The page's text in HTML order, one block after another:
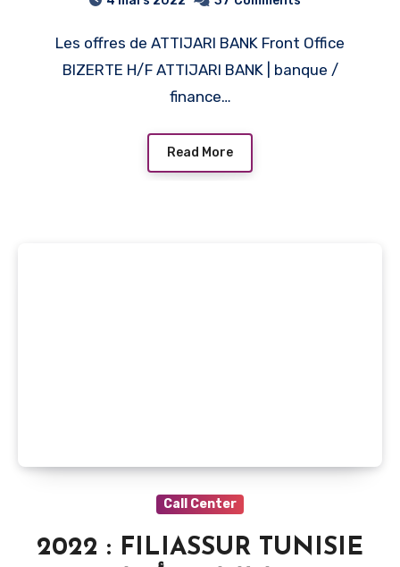
Les offres de ATTIJARI BANK Front Office
BIZERTE H/F ATTIJARI BANK | banque /
finance…
Read More
Call Center
2022 : FILIASSUR TUNISIE